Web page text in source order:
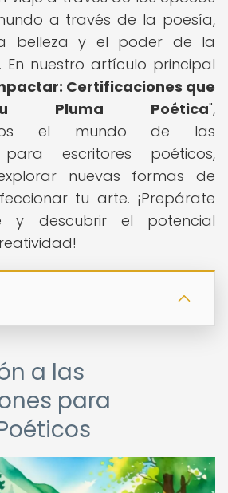
a través de la poesía,
belleza y el poder de la
nuestro artículo principal
Certificaciones que
Pluma Poética",
el mundo de las
para escritores poéticos,
nuevas formas de
tu arte. ¡Prepárate
y descubrir el potencial
a las
para